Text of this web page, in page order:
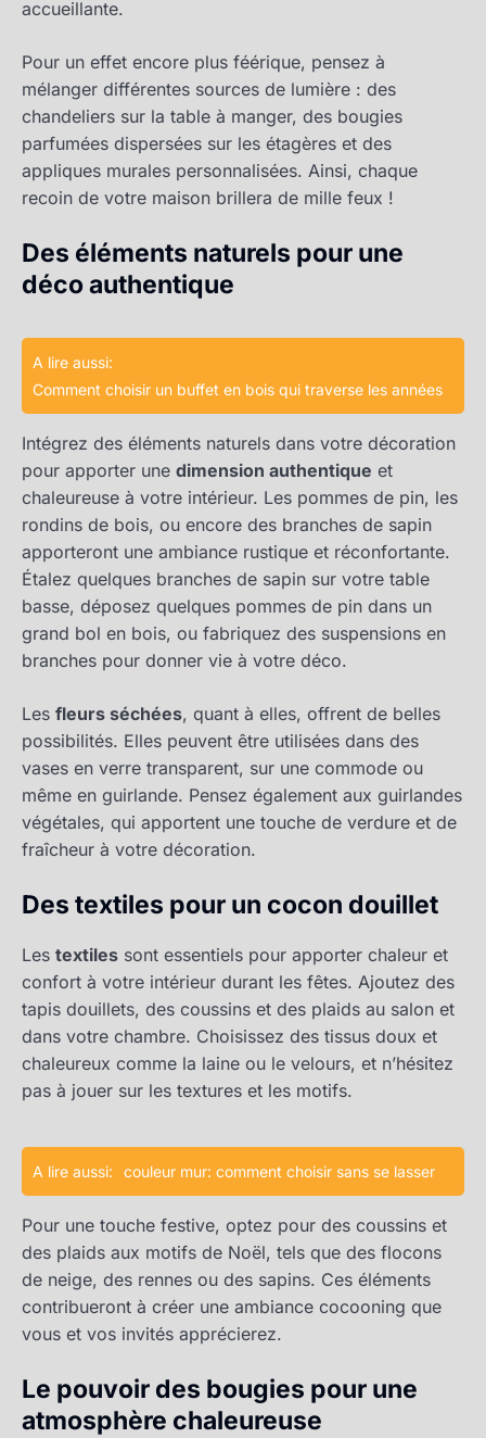
accueillante.
Pour un effet encore plus féérique, pensez à
mélanger différentes sources de lumière : des
chandeliers sur la table à manger, des bougies
parfumées dispersées sur les étagères et des
appliques murales personnalisées. Ainsi, chaque
recoin de votre maison brillera de mille feux !
Des éléments naturels pour une
déco authentique
A lire aussi:
Comment choisir un buffet en bois qui traverse les années
Intégrez des éléments naturels dans votre décoration
pour apporter une dimension authentique et
chaleureuse à votre intérieur. Les pommes de pin, les
rondins de bois, ou encore des branches de sapin
apporteront une ambiance rustique et réconfortante.
Étalez quelques branches de sapin sur votre table
basse, déposez quelques pommes de pin dans un
grand bol en bois, ou fabriquez des suspensions en
branches pour donner vie à votre déco.
Les fleurs séchées, quant à elles, offrent de belles
possibilités. Elles peuvent être utilisées dans des
vases en verre transparent, sur une commode ou
même en guirlande. Pensez également aux guirlandes
végétales, qui apportent une touche de verdure et de
fraîcheur à votre décoration.
Des textiles pour un cocon douillet
Les textiles sont essentiels pour apporter chaleur et
confort à votre intérieur durant les fêtes. Ajoutez des
tapis douillets, des coussins et des plaids au salon et
dans votre chambre. Choisissez des tissus doux et
chaleureux comme la laine ou le velours, et n’hésitez
pas à jouer sur les textures et les motifs.
A lire aussi: couleur mur: comment choisir sans se lasser
Pour une touche festive, optez pour des coussins et
des plaids aux motifs de Noël, tels que des flocons
de neige, des rennes ou des sapins. Ces éléments
contribueront à créer une ambiance cocooning que
vous et vos invités apprécierez.
Le pouvoir des bougies pour une
atmosphère chaleureuse